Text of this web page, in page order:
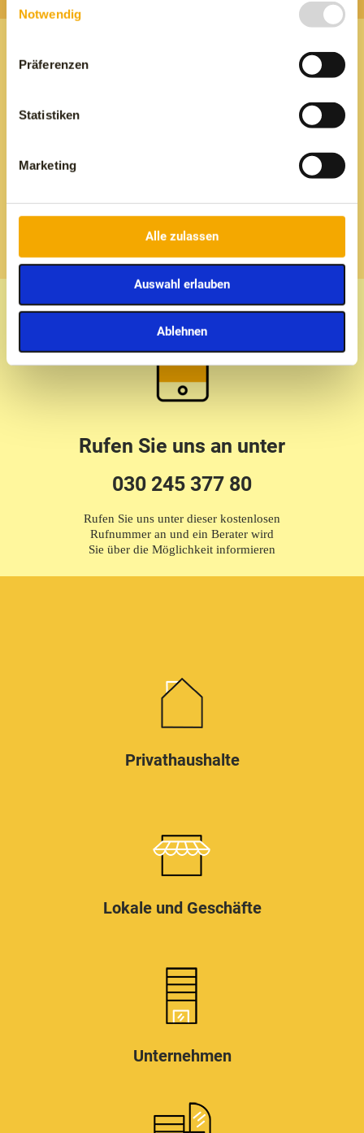
Notwendig
Präferenzen
Statistiken
Marketing
Alle zulassen
Auswahl erlauben
Ablehnen
Wir werden uns telefonisch bei Ihnen
melden
Rufen Sie uns an unter
030 245 377 80
Rufen Sie uns unter dieser kostenlosen
Rufnummer an und ein Berater wird
Sie über die Möglichkeit informieren
Privathaushalte
Lokale und Geschäfte
Unternehmen